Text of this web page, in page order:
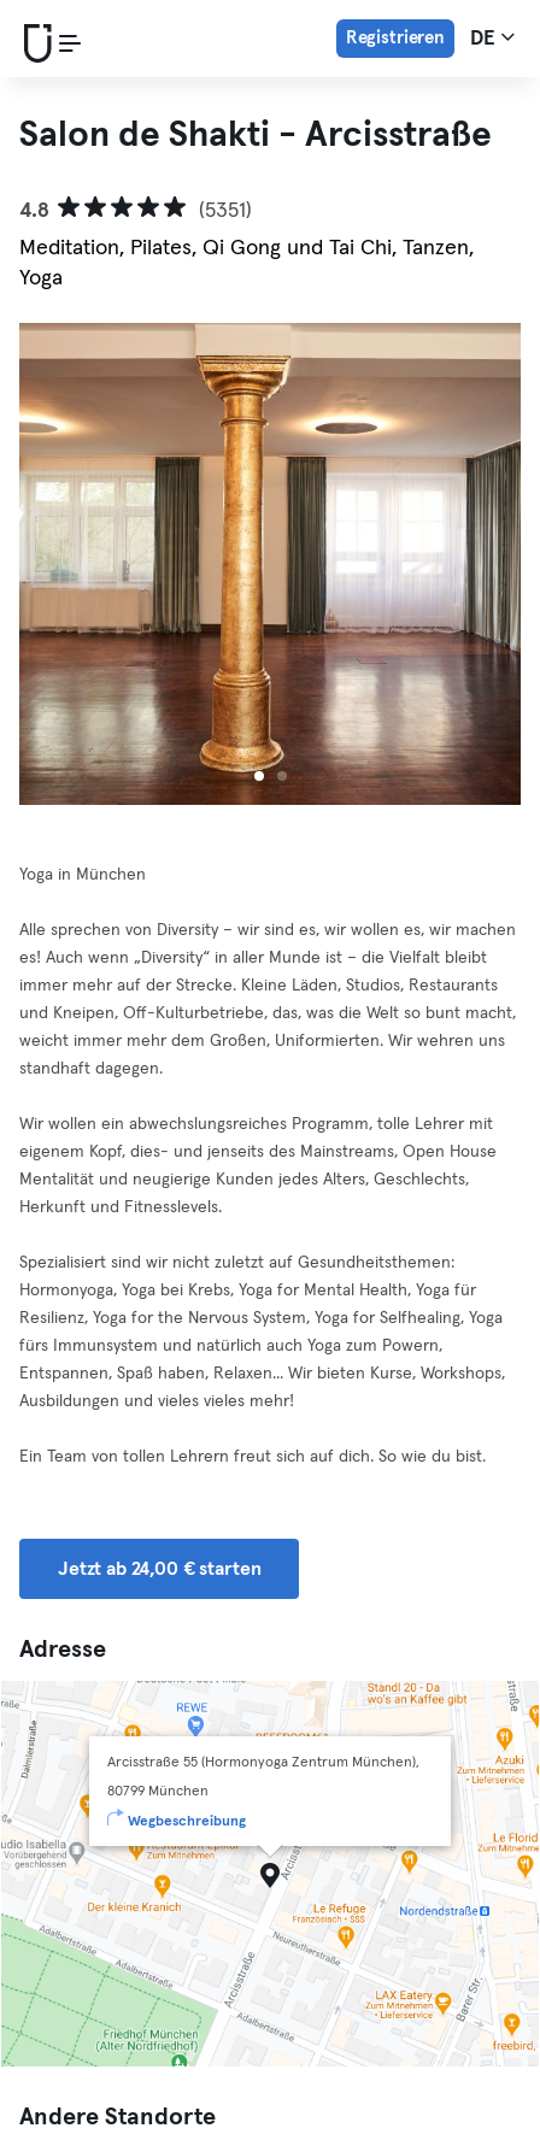
Registrieren DE
Salon de Shakti - Arcisstraße
4.8
(5351)
Meditation, Pilates, Qi Gong und Tai Chi, Tanzen,
Yoga
Yoga in München
Alle sprechen von Diversity – wir sind es, wir wollen es, wir machen
es! Auch wenn „Diversity“ in aller Munde ist – die Vielfalt bleibt
immer mehr auf der Strecke. Kleine Läden, Studios, Restaurants
und Kneipen, Off-Kulturbetriebe, das, was die Welt so bunt macht,
weicht immer mehr dem Großen, Uniformierten. Wir wehren uns
standhaft dagegen.
Wir wollen ein abwechslungsreiches Programm, tolle Lehrer mit
eigenem Kopf, dies- und jenseits des Mainstreams, Open House
Mentalität und neugierige Kunden jedes Alters, Geschlechts,
Herkunft und Fitnesslevels.
Spezialisiert sind wir nicht zuletzt auf Gesundheitsthemen:
Hormonyoga, Yoga bei Krebs, Yoga for Mental Health, Yoga für
Resilienz, Yoga for the Nervous System, Yoga for Selfhealing, Yoga
fürs Immunsystem und natürlich auch Yoga zum Powern,
Entspannen, Spaß haben, Relaxen... Wir bieten Kurse, Workshops,
Ausbildungen und vieles vieles mehr!
Ein Team von tollen Lehrern freut sich auf dich. So wie du bist.
Jetzt ab 24,00 € starten
Adresse
Arcisstraße 55 (Hormonyoga Zentrum München),
80799 München
Wegbeschreibung
Andere Standorte